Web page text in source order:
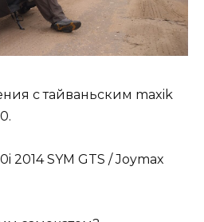
с тайваньским maxik
2014 SYM GTS / Joymax